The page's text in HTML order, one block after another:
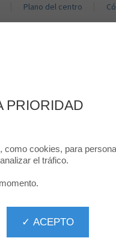
Plano del centro
PRIORIDAD
cookies, para
el tráfico.
✓ ACEPTO